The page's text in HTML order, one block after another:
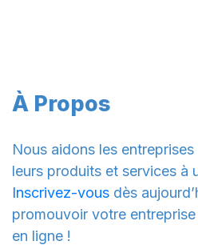
À Propos
Nous aidons les
leurs produits et services à
Inscrivez-vous dès
promouvoir votre
en ligne !